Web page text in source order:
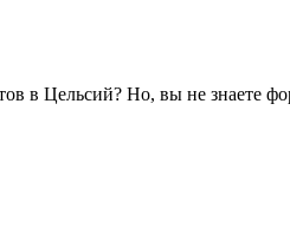
в Цельсий? Но, вы не знаете